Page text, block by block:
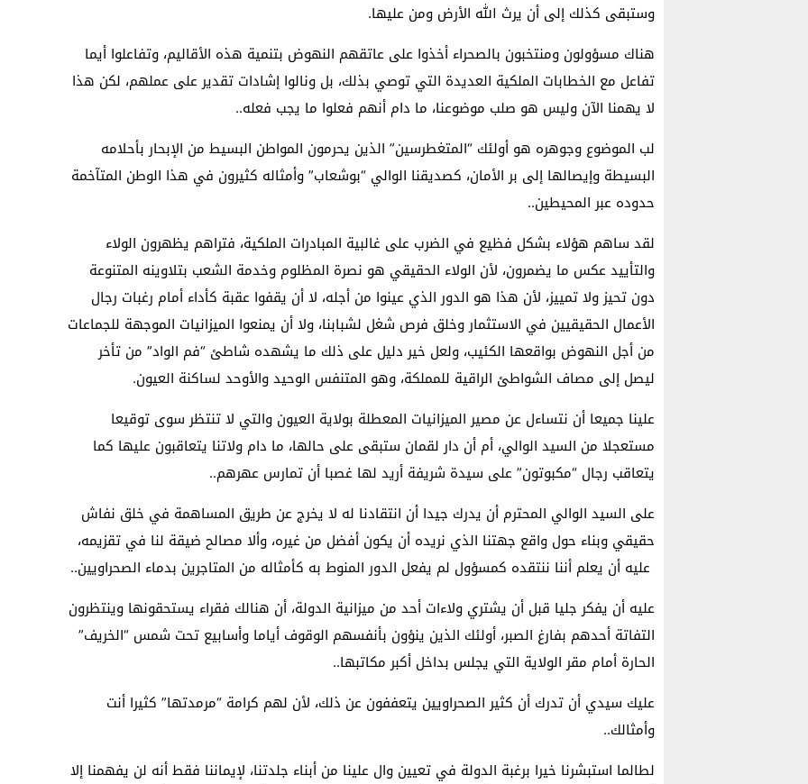
وستبقى كذلك إلى أن يرث الله الأرض ومن عليها.
هناك مسؤولون ومنتخبون بالصحراء أخذوا على عاتقهم النهوض بتنمية هذه الأقاليم، وتفاعلوا أيما
تفاعل مع الخطابات الملكية العديدة التي توصي بذلك، بل ونالوا إشادات تقدير على عملهم، لكن هذا
لا يهمنا الآن وليس هو صلب موضوعنا، ما دام أنهم فعلوا ما يجب فعله..
لب الموضوع وجوهره هو أولئك “المتغطرسين” الذين يحرمون المواطن البسيط من الإبحار بأحلامه
البسيطة وإيصالها إلى بر الأمان، كصديقنا الوالي “بوشعاب” وأمثاله كثيرون في هذا الوطن المتآخمة
حدوده عبر المحيطين..
لقد ساهم هؤلاء بشكل فظيع في الضرب على غالبية المبادرات الملكية، فتراهم يظهرون الولاء
والتأييد عكس ما يضمرون، لأن الولاء الحقيقي هو نصرة المظلوم وخدمة الشعب بتلاوينه المتنوعة
دون تحيز ولا تمييز، لأن هذا هو الدور الذي عينوا من أجله، لا أن يقفوا عقبة كأداء أمام رغبات رجال
الأعمال الحقيقيين في الاستثمار وخلق فرص شغل لشبابنا، ولا أن يمنعوا الميزانيات الموجهة للجماعات
من أجل النهوض بواقعها الكئيب، ولعل خير دليل على ذلك ما يشهده شاطئ “فم الواد” من تأخر
ليصل إلى مصاف الشواطئ الراقية للمملكة، وهو المتنفس الوحيد والأوحد لساكنة العيون.
علينا جميعا أن نتساءل عن مصير الميزانيات المعطلة بولاية العيون والتي لا تنتظر سوى توقيعا
مستعجلا من السيد الوالي، أم أن دار لقمان ستبقى على حالها، ما دام ولاتنا يتعاقبون عليها كما
يتعاقب رجال “مكبوتون” على سيدة شريفة أريد لها غصبا أن تمارس عهرهم..
على السيد الوالي المحترم أن يدرك جيدا أن انتقادنا له لا يخرج عن طريق المساهمة في خلق نفاش
حقيقي وبناء حول واقع جهتنا الذي نريده أن يكون أفضل من غيره، وألا مصالح ضيقة لنا في تقزيمه،
عليه أن يعلم أننا ننتقده كمسؤول لم يفعل الدور المنوط به كأمثاله من المتاجرين بدماء الصحراويين..
عليه أن يفكر جليا قبل أن يشتري ولاءات أحد من ميزانية الدولة، أن هنالك فقراء يستحقونها وينتظرون
التفاتة أحدهم بفارغ الصبر، أولئك الذين ينؤون بأنفسهم الوقوف أياما وأسابيع تحت شمس “الخريف”
الحارة أمام مقر الولاية التي يجلس بداخل أكبر مكاتبها..
عليك سيدي أن تدرك أن كثير الصحراويين يتعففون عن ذلك، لأن لهم كرامة “مرمدتها” كثيرا أنت
وأمثالك..
لطالما استبشرنا خيرا برغبة الدولة في تعيين وال علينا من أبناء جلدتنا، لإيماننا فقط أنه لن يفهمنا إلا